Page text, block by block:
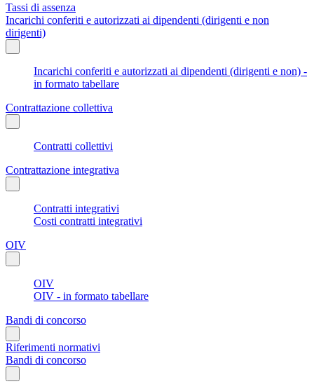
Tassi di assenza
Incarichi conferiti e autorizzati ai dipendenti (dirigenti e non
dirigenti)
Incarichi conferiti e autorizzati ai dipendenti (dirigenti e non) -
in formato tabellare
Contrattazione collettiva
Contratti collettivi
Contrattazione integrativa
Contratti integrativi
Costi contratti integrativi
OIV
OIV
OIV - in formato tabellare
Bandi di concorso
Riferimenti normativi
Bandi di concorso